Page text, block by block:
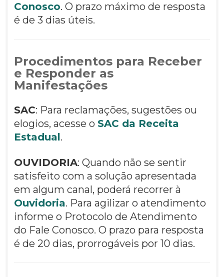
Conosco. O prazo máximo de resposta
é de 3 dias úteis.
Procedimentos para Receber
e Responder as
Manifestações
SAC: Para reclamações, sugestões ou
elogios, acesse o SAC da Receita
Estadual.
OUVIDORIA: Quando não se sentir
satisfeito com a solução apresentada
em algum canal, poderá recorrer à
Ouvidoria. Para agilizar o atendimento
informe o Protocolo de Atendimento
do Fale Conosco. O prazo para resposta
é de 20 dias, prorrogáveis por 10 dias.